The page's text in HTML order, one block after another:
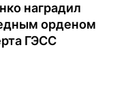
наградил
орденом
ГЭСС